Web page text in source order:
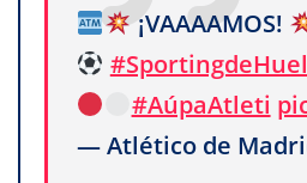
¡VAAAAMOS!
#AúpaAtleti
— Atlético de